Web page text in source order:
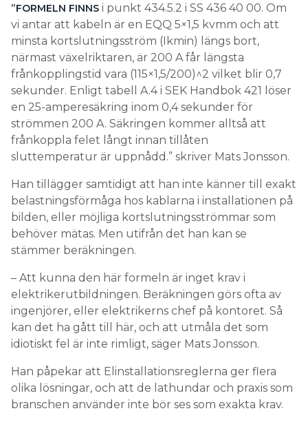
”FORMELN FINNS i punkt 434.5.2 i SS 436 40 00. Om
vi antar att kabeln är en EQQ 5×1,5 kvmm och att
minsta kortslutningsström (Ikmin) längs bort,
närmast växelriktaren, är 200 A får längsta
frånkopplingstid vara (115×1,5/200)^2 vilket blir 0,7
sekunder. Enligt tabell A.4 i SEK Handbok 421 löser
en 25-amperesäkring inom 0,4 sekunder för
strömmen 200 A. Säkringen kommer alltså att
frånkoppla felet långt innan tillåten
sluttemperatur är uppnådd.” skriver Mats Jonsson.
Han tillägger samtidigt att han inte känner till exakt
belastningsförmåga hos kablarna i installationen på
bilden, eller möjliga kortslutningsströmmar som
behöver mätas. Men utifrån det han kan se
stämmer beräkningen.
– Att kunna den här formeln är inget krav i
elektrikerutbildningen. Beräkningen görs ofta av
ingenjörer, eller elektrikerns chef på kontoret. Så
kan det ha gått till här, och att utmåla det som
idiotiskt fel är inte rimligt, säger Mats Jonsson.
Han påpekar att Elinstallationsreglerna ger flera
olika lösningar, och att de lathundar och praxis som
branschen använder inte bör ses som exakta krav.